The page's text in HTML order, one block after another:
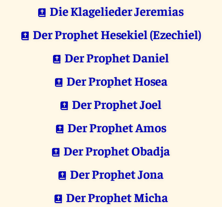
Die Klagelieder Jeremias
Der Prophet Hesekiel (Ezechiel)
Der Prophet Daniel
Der Prophet Hosea
Der Prophet Joel
Der Prophet Amos
Der Prophet Obadja
Der Prophet Jona
Der Prophet Micha